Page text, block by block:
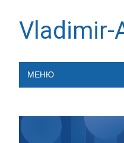
Vladimir-
МЕНЮ